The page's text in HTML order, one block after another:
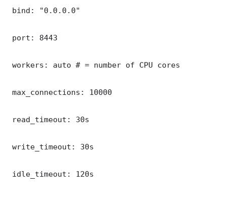
bind: "0.0.0.0"
port: 8443
workers: auto # = number of CPU cores
max_connections: 10000
read_timeout: 30s
write_timeout: 30s
idle_timeout: 120s